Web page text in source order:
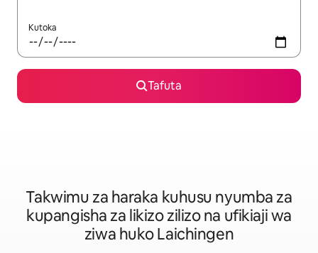
Kutoka
Tafuta
Takwimu za haraka kuhusu nyumba za
kupangisha za likizo zilizo na ufikiaji wa
ziwa huko Laichingen